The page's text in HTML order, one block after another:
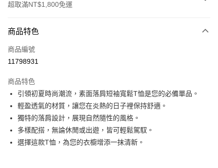
超取滿NT$1,800免運
信用卡一次付款
超商取貨付款
Apple Pay
悠遊付
Google Pay
全盈+PAY
商品特色
商品編號
11798931
商品特色
引領初夏時尚潮流，素面落肩短袖寬鬆T恤是您的必備單品。
輕盈透氣的材質，讓您在炎熱的日子裡保持舒適。
獨特的落肩設計，展現自然隨性的風格。
多樣配搭，無論休閒或出遊，皆可輕鬆駕馭。
選擇這款T恤，為您的衣櫥增添一抹清新。